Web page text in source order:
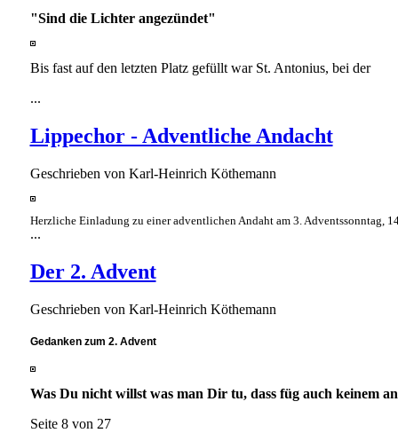
"Sind die Lichter angezündet"
Bis fast auf den letzten Platz gefüllt war St. Antonius, bei der
...
Lippechor - Adventliche Andacht
Geschrieben von Karl-Heinrich Köthemann
Herzliche Einladung zu einer adventlichen Andaht am 3. Adventssonntag,
...
Der 2. Advent
Geschrieben von Karl-Heinrich Köthemann
Gedanken zum 2. Advent
Was Du nicht willst was man Dir tu, dass füg auch keinem
Seite 8 von 27